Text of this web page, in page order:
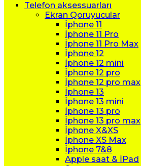
Telefon aksessuarları
Ekran Qoruyucular
İphone 11
İphone 11 Pro
İphone 11 Pro Max
İphone 12
İphone 12 mini
İphone 12 pro
İphone 12 pro max
İphone 13
İphone 13 mini
İphone 13 pro
İphone 13 pro max
İphone X&XS
İphone XS Max
İphone 7&8
Apple saat & İPad